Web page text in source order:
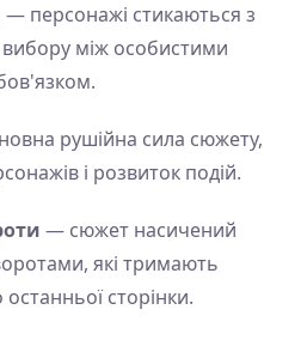
— персонажі стикаються з
між особистими
рушійна сила сюжету,
і розвиток подій.
— сюжет насичений
які тримають
сторінки.